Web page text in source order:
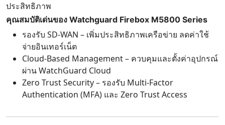
ประสิทธิภาพ
คุณสมบัติเด่นของ Watchguard Firebox M5800 Series
รองรับ SD-WAN – เพิ่มประสิทธิภาพเครือข่าย ลดค่าใช้
จ่ายอินเทอร์เน็ต
Cloud-Based Management – ควบคุมและตั้งค่าอุปกรณ์
ผ่าน WatchGuard Cloud
Zero Trust Security – รองรับ Multi-Factor
Authentication (MFA) และ Zero Trust Access